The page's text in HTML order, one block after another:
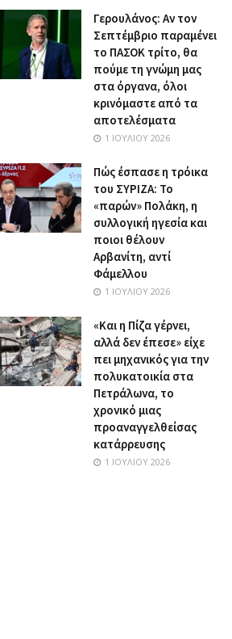
Γερουλάνος: Αν τον
Σεπτέμβριο παραμένει
το ΠΑΣΟΚ τρίτο, θα
πούμε τη γνώμη μας
στα όργανα, όλοι
κρινόμαστε από τα
αποτελέσματα
1 ΙΟΥΛΊΟΥ 2026
Πώς έσπασε η τρόικα
του ΣΥΡΙΖΑ: Το
«παρών» Πολάκη, η
συλλογική ηγεσία και
ποιοι θέλουν
Αρβανίτη, αντί
Φάμελλου
1 ΙΟΥΛΊΟΥ 2026
«Και η Πίζα γέρνει,
αλλά δεν έπεσε» είχε
πει μηχανικός για την
πολυκατοικία στα
Πετράλωνα, το
χρονικό μιας
προαναγγελθείσας
κατάρρευσης
1 ΙΟΥΛΊΟΥ 2026